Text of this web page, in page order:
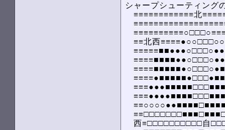
シャープシューティング
≡≡≡≡≡≡≡≡≡≡≡≡北
≡≡北西
西≡□□□□□□□□□□自